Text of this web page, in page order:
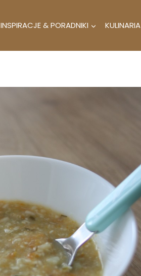
INSPIRACJE & PORADNIKI KULINARIA